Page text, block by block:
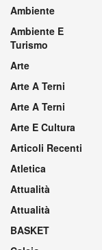
Ambiente
Ambiente E
Turismo
Arte
Arte A Terni
Arte A Terni
Arte E Cultura
Articoli Recenti
Atletica
Attualità
Attualità
BASKET